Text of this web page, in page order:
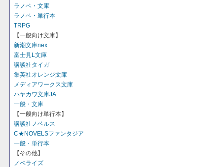
ラノベ・文庫
ラノベ・単行本
TRPG
【一般向け文庫】
新潮文庫nex
富士見L文庫
講談社タイガ
集英社オレンジ文庫
メディアワークス文庫
ハヤカワ文庫JA
一般・文庫
【一般向け単行本】
講談社ノベルス
C★NOVELSファンタジア
一般・単行本
【その他】
ノベライズ